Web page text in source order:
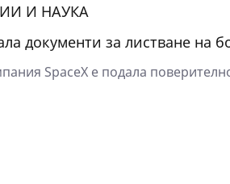
И НАУКА
документи за листване на
SpaceX е подала